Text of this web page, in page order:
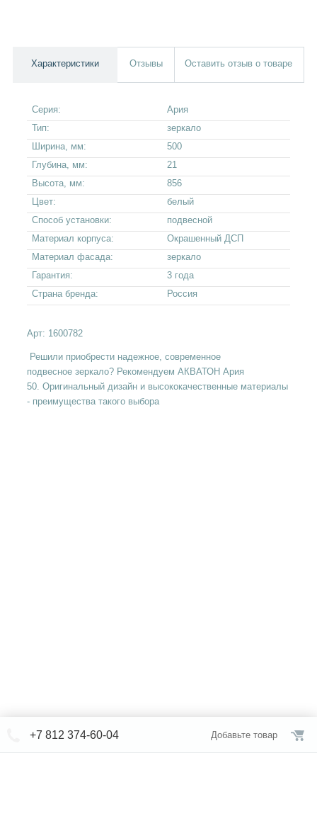
Характеристики Отзывы Оставить отзыв о товаре
Серия:
Ария
Тип:
зеркало
Ширина, мм:
500
Глубина, мм:
21
Высота, мм:
856
Цвет:
белый
Способ установки:
подвесной
Материал корпуса:
Окрашенный ДСП
Материал фасада:
зеркало
Гарантия:
3 года
Страна бренда:
Россия
Арт: 1600782
Решили приобрести надежное, современное
подвесное зеркало? Рекомендуем АКВАТОН Ария
50. Оригинальный дизайн и высококачественные материалы
- преимущества такого выбора
+7 812 374-60-04 Добавьте товар